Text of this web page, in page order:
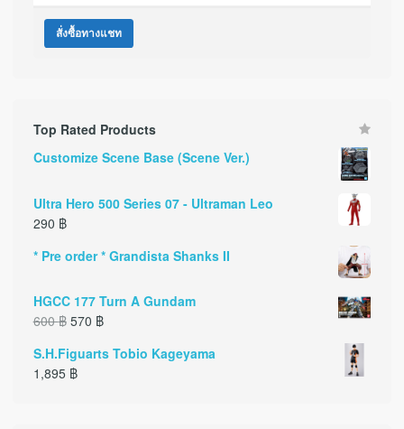
สั่งซื้อทางแชท
Top Rated Products
Customize Scene Base (Scene Ver.)
Ultra Hero 500 Series 07 - Ultraman Leo
290 ฿
* Pre order * Grandista Shanks II
HGCC 177 Turn A Gundam
600฿ 570 ฿
S.H.Figuarts Tobio Kageyama
1,895 ฿